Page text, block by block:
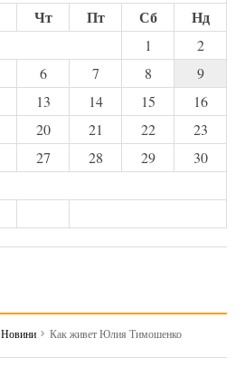
Чт Пт Сб Нд
1
2
6 7 8
9
13 14 15
16
20 21 22
23
27 28 29
30
Новини Как живет Юлия Тимошенко